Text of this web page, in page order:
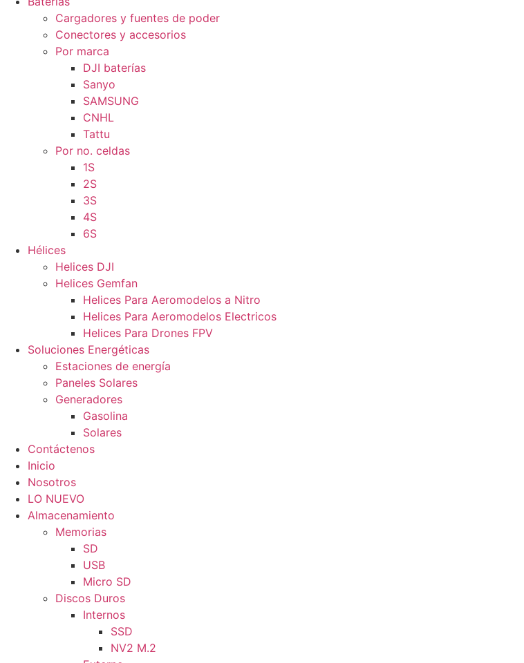
Cargadores y fuentes de poder
Conectores y accesorios
Por marca
DJI baterías
Sanyo
SAMSUNG
CNHL
Tattu
Por no. celdas
1S
2S
3S
4S
6S
Hélices
Helices DJI
Helices Gemfan
Helices Para Aeromodelos a Nitro
Helices Para Aeromodelos Electricos
Helices Para Drones FPV
Soluciones Energéticas
Estaciones de energía
Paneles Solares
Generadores
Gasolina
Solares
Contáctenos
Inicio
Nosotros
LO NUEVO
Almacenamiento
Memorias
SD
USB
Micro SD
Discos Duros
Internos
SSD
NV2 M.2